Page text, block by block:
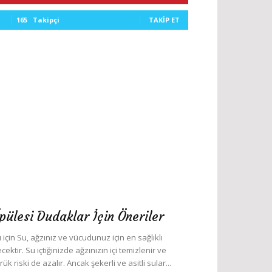
165 Takipçi TAKIP ET
Dudaklar İçin Öneriler
için Su, ağzınız ve vücudunuz için en sağlıklı
Su içtiğinizde ağzınızın içi temizlenir ve
riski de azalır. Ancak şekerli ve asitli sular...